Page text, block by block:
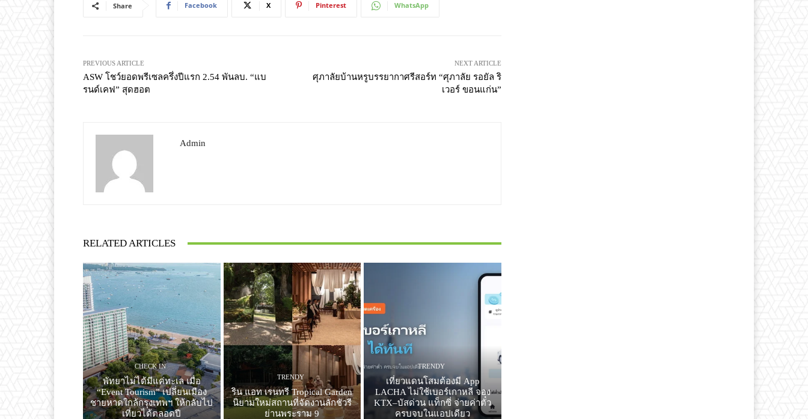
Share Facebook X Pinterest WhatsApp
PREVIOUS ARTICLE
ASW โชว์ยอดพรีเซลครึ่งปีแรก 2.54 พันลบ. “แบ
รนด์เคฟ” สุดฮอต
NEXT ARTICLE
ศุภาลัยบ้านหรูบรรยากาศรีสอร์ท “ศุภาลัย รอยัล ริ
เวอร์ ขอนแก่น”
Admin
RELATED ARTICLES
CHECK IN
พัทยาไม่ได้มีแค่ทะเล เมื่อ
“Event Tourism” เปลี่ยนเมือง
ชายหาดใกล้กรุงเทพฯ ให้กลับไป
เที่ยวได้ตลอดปี
TRENDY
ริน แอท เรนทรี Tropical Garden
นิยามใหม่สถานที่จัดงานลักชัวรี
ย่านพระราม 9
TRENDY
เที่ยวแดนโสมต้องมี App
LACHA ไม่ใช้เบอร์เกาหลี จอง
KTX–บัสด่วน แท็กซี่ จ่ายค่าตั๋ว
ครบจบในแอปเดียว